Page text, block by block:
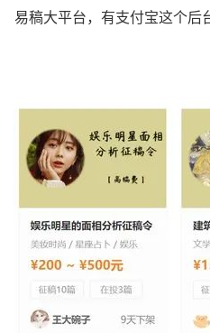
易稿大平台，有支付宝这个后